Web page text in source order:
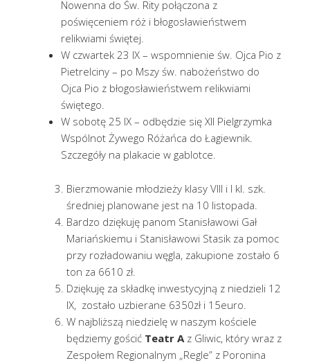
Nowenna do Św. Rity połączona z
poświęceniem róż i błogosławieństwem
relikwiami świętej.
W czwartek 23 IX – wspomnienie św. Ojca Pio z
Pietrelciny – po Mszy św. nabożeństwo do
Ojca Pio z błogosławieństwem relikwiami
świętego.
W sobotę 25 IX – odbędzie się XII Pielgrzymka
Wspólnot Żywego Różańca do Łagiewnik.
Szczegóły na plakacie w gablotce.
Bierzmowanie młodzieży klasy VIII i I kl. szk.
średniej planowane jest na 10 listopada.
Bardzo dziękuję panom Stanisławowi Gał
Mariańskiemu i Stanisławowi Stasik za pomoc
przy rozładowaniu węgla, zakupione zostało 6
ton za 6610 zł.
Dziękuję za składkę inwestycyjną z niedzieli 12
IX, zostało uzbierane 6350zł i 15euro.
W najbliższą niedzielę w naszym kościele
będziemy gościć Teatr A z Gliwic, który wraz z
Zespołem Regionalnym „Regle” z Poronina